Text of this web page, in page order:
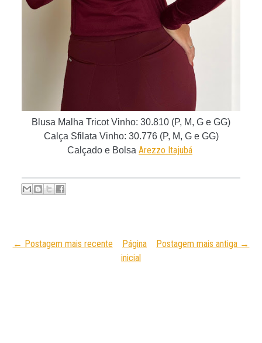
Blusa Malha Tricot Vinho: 30.810 (P, M, G e GG)
Calça Sfilata Vinho: 30.776 (P, M, G e GG)
Calçado e Bolsa Arezzo Itajubá
← Postagem mais recente Postagem mais antiga →
Página
inicial